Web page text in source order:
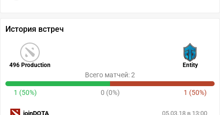
История встреч
496 Production Entity
Всего матчей: 2
1 (50%) 0 (0%) 1 (50%)
05.03.18 в 13:00
joinDOTA